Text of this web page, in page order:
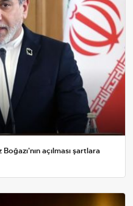
açılması şartlara